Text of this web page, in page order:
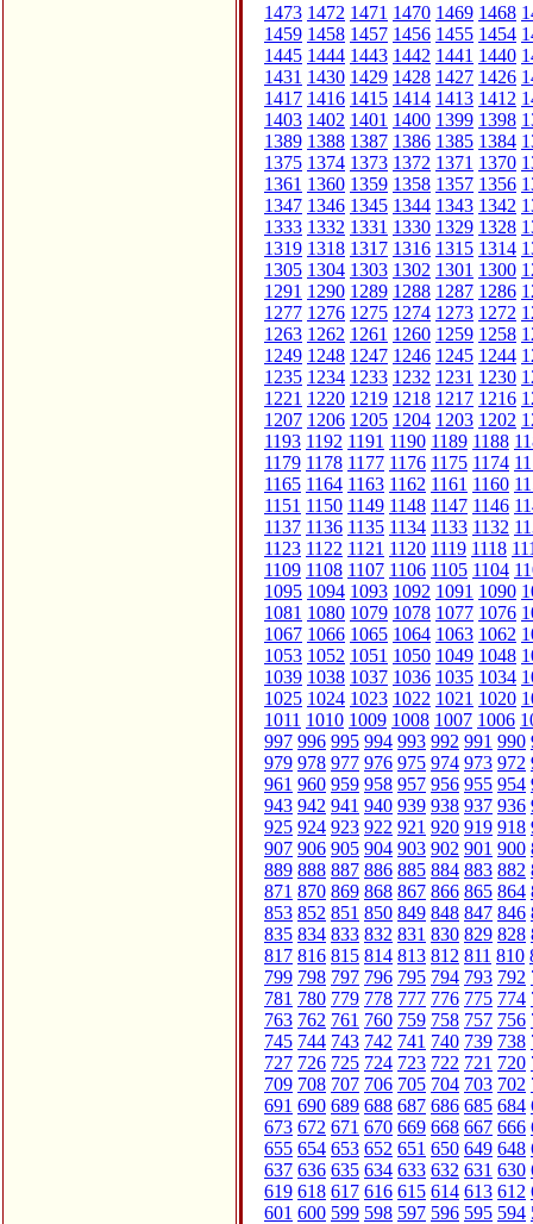
1473 1472 1471 1470 1469 1468
1459 1458 1457 1456 1455 1454
1445 1444 1443 1442 1441 1440
1431 1430 1429 1428 1427 1426
1417 1416 1415 1414 1413 1412
1403 1402 1401 1400 1399 1398
1389 1388 1387 1386 1385 1384
1375 1374 1373 1372 1371 1370
1361 1360 1359 1358 1357 1356
1347 1346 1345 1344 1343 1342
1333 1332 1331 1330 1329 1328
1319 1318 1317 1316 1315 1314
1305 1304 1303 1302 1301 1300
1291 1290 1289 1288 1287 1286
1277 1276 1275 1274 1273 1272
1263 1262 1261 1260 1259 1258
1249 1248 1247 1246 1245 1244
1235 1234 1233 1232 1231 1230
1221 1220 1219 1218 1217 1216
1207 1206 1205 1204 1203 1202
1193 1192 1191 1190 1189 1188
1179 1178 1177 1176 1175 1174
1165 1164 1163 1162 1161 1160
1151 1150 1149 1148 1147 1146
1137 1136 1135 1134 1133 1132
1123 1122 1121 1120 1119 1118
1109 1108 1107 1106 1105 1104
1095 1094 1093 1092 1091 1090
1081 1080 1079 1078 1077 1076
1067 1066 1065 1064 1063 1062
1053 1052 1051 1050 1049 1048
1039 1038 1037 1036 1035 1034
1025 1024 1023 1022 1021 1020
1011 1010 1009 1008 1007 1006
997 996 995 994 993 992 991 990
979 978 977 976 975 974 973 972
961 960 959 958 957 956 955 954
943 942 941 940 939 938 937 936
925 924 923 922 921 920 919 918
907 906 905 904 903 902 901 900
889 888 887 886 885 884 883 882
871 870 869 868 867 866 865 864
853 852 851 850 849 848 847 846
835 834 833 832 831 830 829 828
817 816 815 814 813 812 811 810
799 798 797 796 795 794 793 792
781 780 779 778 777 776 775 774
763 762 761 760 759 758 757 756
745 744 743 742 741 740 739 738
727 726 725 724 723 722 721 720
709 708 707 706 705 704 703 702
691 690 689 688 687 686 685 684
673 672 671 670 669 668 667 666
655 654 653 652 651 650 649 648
637 636 635 634 633 632 631 630
619 618 617 616 615 614 613 612
601 600 599 598 597 596 595 594